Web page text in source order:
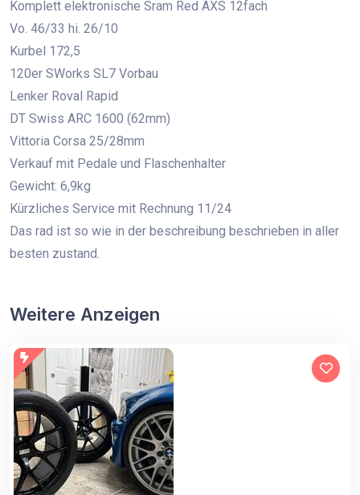
Komplett elektronische Sram Red AXS 12fach
Vo. 46/33 hi. 26/10
Kurbel 172,5
120er SWorks SL7 Vorbau
Lenker Roval Rapid
DT Swiss ARC 1600 (62mm)
Vittoria Corsa 25/28mm
Verkauf mit Pedale und Flaschenhalter
Gewicht: 6,9kg
Kürzliches Service mit Rechnung 11/24
Das rad ist so wie in der beschreibung beschrieben in aller
besten zustand.
Weitere Anzeigen